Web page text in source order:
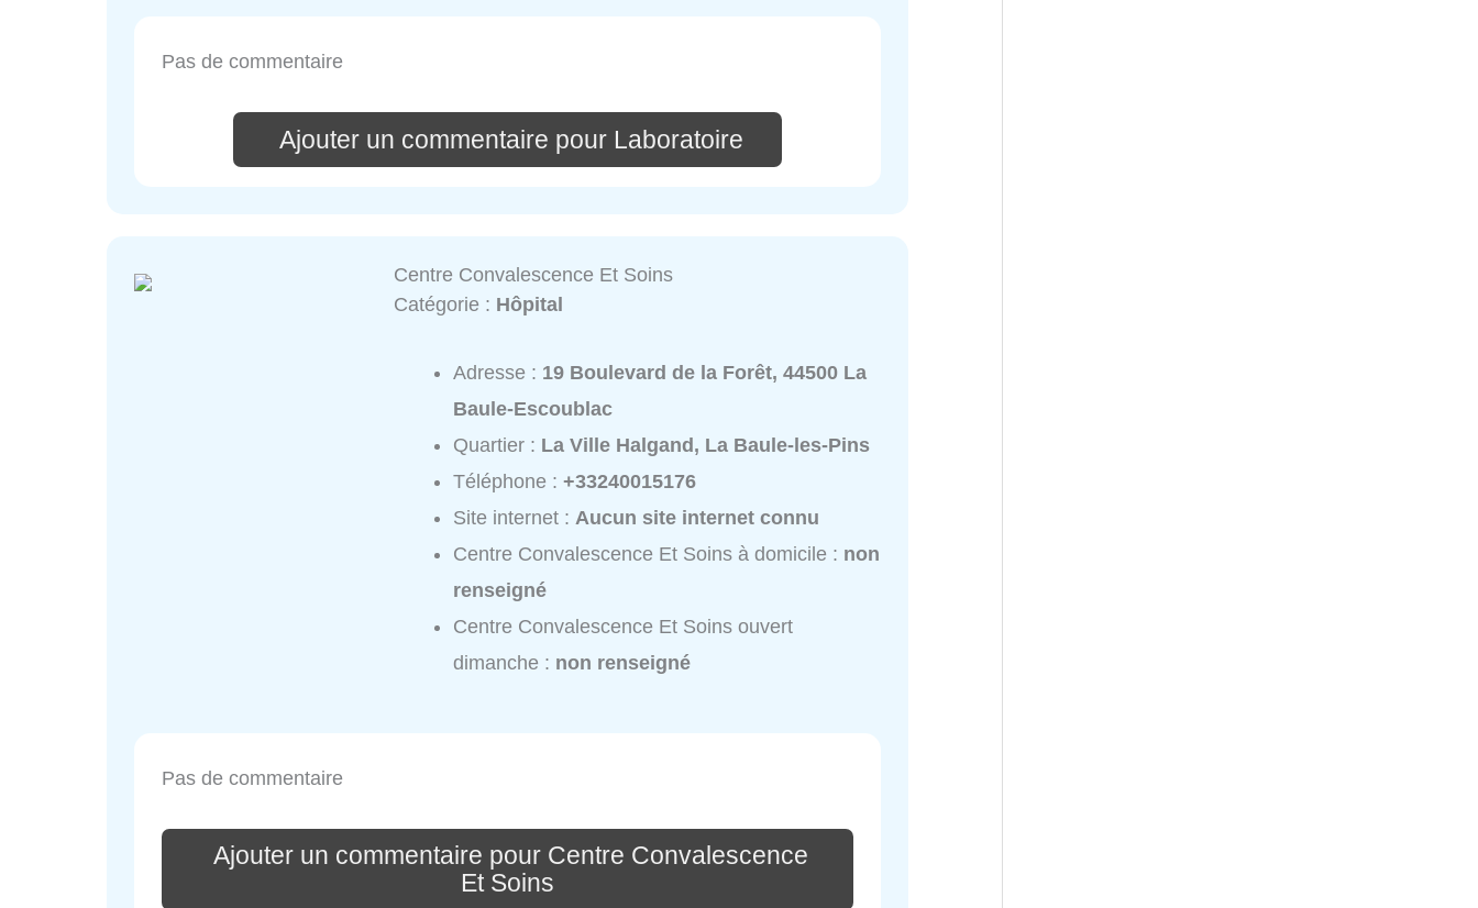
Pas de commentaire
Ajouter un commentaire pour Laboratoire
Centre Convalescence Et Soins
Catégorie : Hôpital
Adresse : 19 Boulevard de la Forêt, 44500 La
Baule-Escoublac
Quartier : La Ville Halgand, La Baule-les-Pins
Téléphone :+33240015176
Site internet : Aucun site internet connu
Centre Convalescence Et Soins à domicile : non
renseigné
Centre Convalescence Et Soins ouvert
dimanche : non renseigné
Pas de commentaire
Ajouter un commentaire pour Centre Convalescence
Et Soins